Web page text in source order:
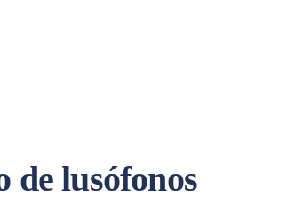
de lusófonos